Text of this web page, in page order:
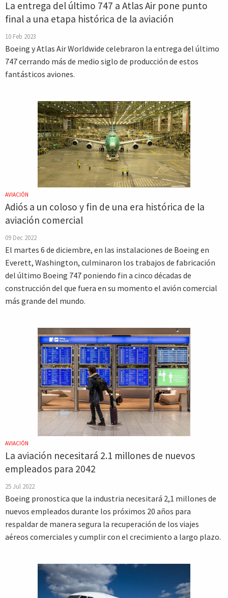
La entrega del último 747 a Atlas Air pone punto
final a una etapa histórica de la aviación
10 Feb 2023
Boeing y Atlas Air Worldwide celebraron la entrega del último
747 cerrando más de medio siglo de producción de estos
fantásticos aviones.
AVIACIÓN
Adiós a un coloso y fin de una era histórica de la
aviación comercial
09 Dec 2022
El martes 6 de diciembre, en las instalaciones de Boeing en
Everett, Washington, culminaron los trabajos de fabricación
del último Boeing 747 poniendo fin a cinco décadas de
construcción del que fuera en su momento el avión comercial
más grande del mundo.
AVIACIÓN
La aviación necesitará 2.1 millones de nuevos
empleados para 2042
25 Jul 2022
Boeing pronostica que la industria necesitará 2,1 millones de
nuevos empleados durante los próximos 20 años para
respaldar de manera segura la recuperación de los viajes
aéreos comerciales y cumplir con el crecimiento a largo plazo.